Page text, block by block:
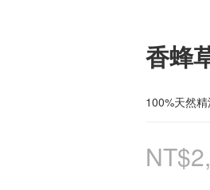
香蜂
100%天然精